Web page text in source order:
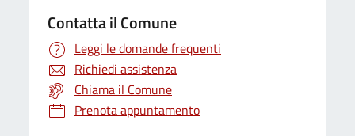
Contatta il Comune
Leggi le domande frequenti
Richiedi assistenza
Chiama il Comune
Prenota appuntamento